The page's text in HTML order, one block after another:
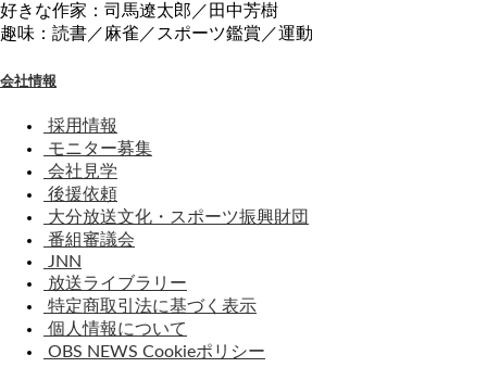
好きな作家：司馬遼太郎／田中芳樹
趣味：読書／麻雀／スポーツ鑑賞／運動
会社情報
採用情報
モニター募集
会社見学
後援依頼
大分放送文化・スポーツ振興財団
番組審議会
JNN
放送ライブラリー
特定商取引法に基づく表示
個人情報について
OBS NEWS Cookieポリシー